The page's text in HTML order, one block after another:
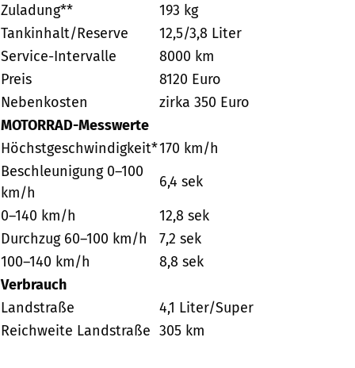
Zuladung**
193 kg
Tankinhalt/Reserve
12,5/3,8 Liter
Service-Intervalle
8000 km
Preis
8120 Euro
Nebenkosten
zirka 350 Euro
MOTORRAD-Messwerte
Höchstgeschwindigkeit*170 km/h
Beschleunigung 0–100
km/h
6,4 sek
0–140 km/h
12,8 sek
Durchzug 60–100 km/h
7,2 sek
100–140 km/h
8,8 sek
Verbrauch
Landstraße
4,1 Liter/Super
Reichweite Landstraße 305 km